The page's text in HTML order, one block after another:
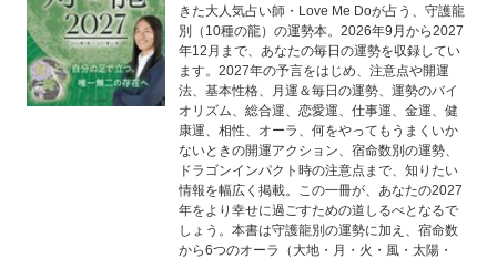
きた大人気占い師・Love Me Doが占う、守護龍
別（10種の龍）の運勢本。2026年9月から2027
年12月まで、あなたの毎日の運勢を収録してい
ます。2027年の予言をはじめ、注意点や開運
法、基本性格、月運＆毎日の運勢、運勢のバイ
オリズム、総合運、恋愛運、仕事運、金運、健
康運、相性、オーラ、何をやってもうまくいか
ないときの開運アクション、宿命数別の運勢、
ドラゴンインパクト時の注意点まで、知りたい
情報を幅広く掲載。この一冊が、あなたの2027
年をより幸せに過ごすための道しるべとなるで
しょう。本書は守護龍別の運勢に加え、宿命数
から6つのオーラ（大地・月・火・風・太陽・